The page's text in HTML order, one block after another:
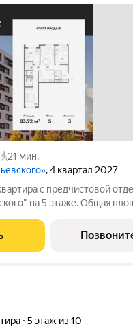
21 мин.
, 4 квартал 2027
с предчистовой
на 5 этаже. Общая
распашонка, без проходных
5 этаж из 10